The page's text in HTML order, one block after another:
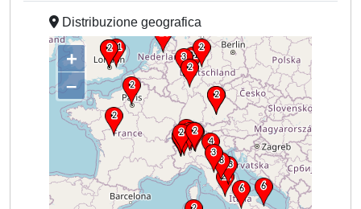
Distribuzione geografica
+
–